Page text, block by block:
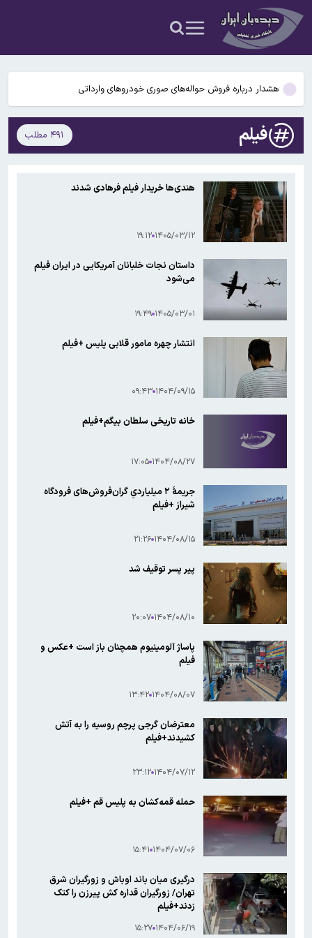
هشدار سرمربی پرسپولیس به جاسوس تیم
۳ سانحه مرگبار طی یک هفته در بزرگراه‌های تهران؛ هشدار دوباره به
رانندگان و عابران
هشدار درباره فروش حواله‌های صوری خودروهای وارداتی
قیمت نفت صعودی ماند
باد و گردوخاک در بخش‌هایی از کشور/ دریای مازندران مواج است
هشدار سرمربی پرسپولیس به جاسوس تیم
۳ سانحه مرگبار طی یک هفته در بزرگراه‌های تهران؛ هشدار دوباره به
رانندگان و عابران
فیلم‌ ۴۹۱ مطلب
هندی‌ها خریدار فیلم فرهادی شدند
۱۴۰۵/۰۳/۱۲ ۱۹:۱۲
داستان نجات خلبانان آمریکایی در ایران فیلم
می‌شود
۱۴۰۵/۰۳/۰۱ ۱۹:۴۹
انتشار چهره مامور قلابی پلیس +فیلم
۱۴۰۴/۰۹/۱۵ ۰۹:۴۳
خانه تاریخی سلطان بیگم+فیلم
۱۴۰۴/۰۸/۲۷ ۱۷:۰۵
جریمۀ ۲ میلیاردیِ گران‌فروش‌های فرودگاه
شیراز +فیلم
۱۴۰۴/۰۸/۱۵ ۲۱:۲۶
پیر پسر توقیف شد
۱۴۰۴/۰۸/۱۰ ۲۰:۰۷
پاساژ آلومینیوم همچنان باز است +عکس و
فیلم
۱۴۰۴/۰۸/۰۷ ۱۳:۴۲
معترضان گرجی پرچم روسیه را به آتش
کشیدند+فیلم
۱۴۰۴/۰۷/۱۲ ۲۳:۱۲
حمله قمه‌کشان به پلیس قم +فیلم
۱۴۰۴/۰۷/۰۶ ۱۵:۴۱
درگیری میان باند اوباش و زورگیران شرق
تهران/ زورگیران قداره کش پیرزن را کتک
زدند+فیلم
۱۴۰۴/۰۶/۱۹ ۱۵:۲۷